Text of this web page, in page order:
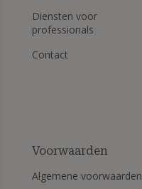
Diensten voor
professionals
Contact
Voorwaarden
Algemene voorwaarden